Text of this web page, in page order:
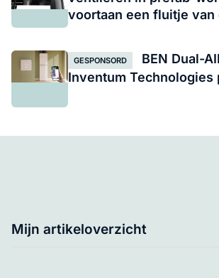
voortaan een fluitje van
GESPONSORD
BEN Dual-
Inventum Technologies
Mijn artikeloverzicht